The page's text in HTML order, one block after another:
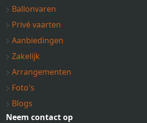
Ballonvaren
Privé vaarten
Aanbiedingen
Zakelijk
Arrangementen
Foto's
Blogs
Neem contact op